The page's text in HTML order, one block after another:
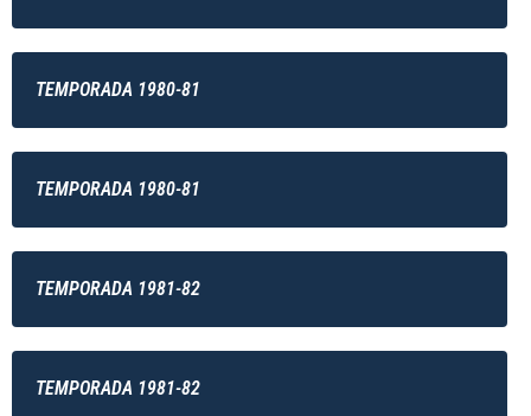
TEMPORADA 1980-81
TEMPORADA 1980-81
TEMPORADA 1981-82
TEMPORADA 1981-82